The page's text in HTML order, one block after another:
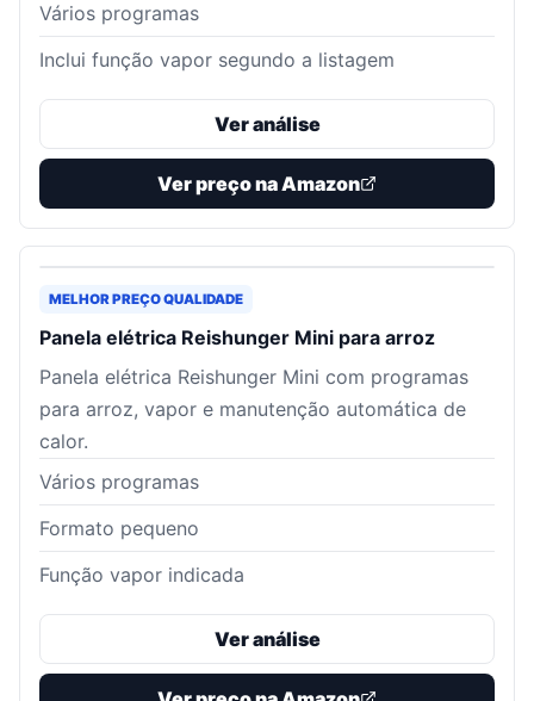
Vários programas
Inclui função vapor segundo a listagem
Ver análise
Ver preço na Amazon
MELHOR PREÇO QUALIDADE
Panela elétrica Reishunger Mini para arroz
Panela elétrica Reishunger Mini com programas
para arroz, vapor e manutenção automática de
calor.
Vários programas
Formato pequeno
Função vapor indicada
Ver análise